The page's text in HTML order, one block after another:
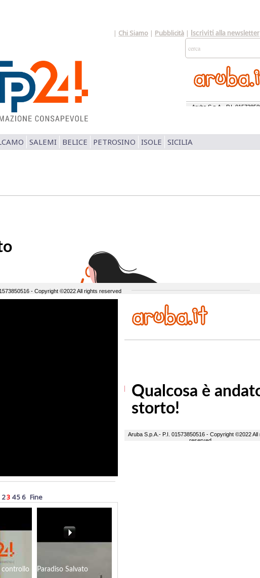
| Chi Siamo | Pubblicità | Iscriviti alla newsletter
SALEMI BELICE PETROSINO ISOLE SICILIA
23 456 Fine
controllo
Paradiso Salvato